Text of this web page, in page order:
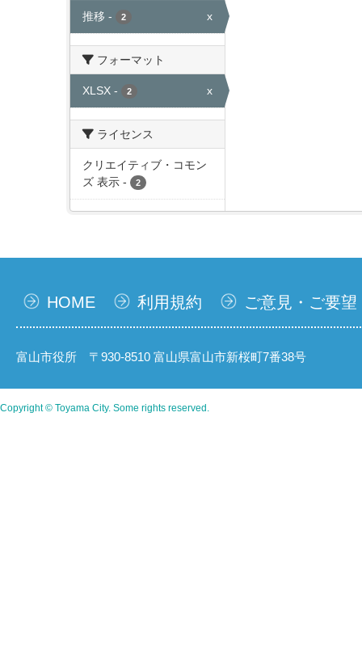
推移 - 2 x
フォーマット
XLSX - 2 x
ライセンス
クリエイティブ・コモン
ズ 表示 - 2
HOME 利用規約 ご意見・ご要望
富山市役所 〒930-8510 富山県富山市新桜町7番38号
Copyright © Toyama City. Some rights reserved.